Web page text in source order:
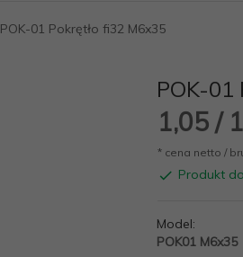
POK-01 Pokrętło fi32 M6x35
POK-01
1,05 /
* cena netto /
Produkt
Model:
POK01 M6x35